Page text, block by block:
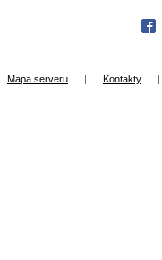
Mapa serveru | Kontakty |